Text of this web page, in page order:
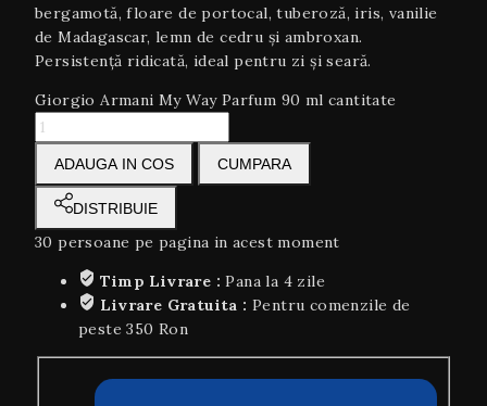
bergamotă, floare de portocal, tuberoză, iris, vanilie
de Madagascar, lemn de cedru și ambroxan.
Persistență ridicată, ideal pentru zi și seară.
Giorgio Armani My Way Parfum 90 ml cantitate
ADAUGA IN COS CUMPARA
DISTRIBUIE
30 persoane pe pagina in acest moment
Timp Livrare :Pana la 4 zile
Livrare Gratuita :Pentru comenzile de
peste 350 Ron